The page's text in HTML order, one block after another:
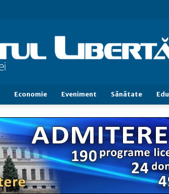
Cuvântul
Libertăţii
Economie Eveniment Sănătate